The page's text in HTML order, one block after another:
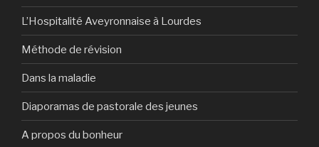
L’Hospitalité Aveyronnaise à Lourdes
Méthode de révision
Dans la maladie
Diaporamas de pastorale des jeunes
A propos du bonheur